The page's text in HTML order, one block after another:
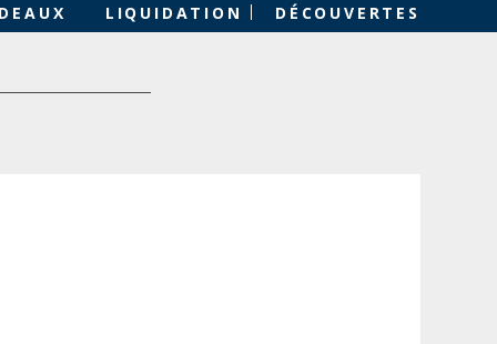
LIQUIDATION DÉCOUVERTES